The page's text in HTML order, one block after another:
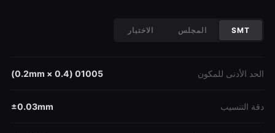
SMT المجلس الاختبار
الحد الأدنى للمكون 01005 (0.4 × 0.2mm)
دقة التنسيب ±0.03mm